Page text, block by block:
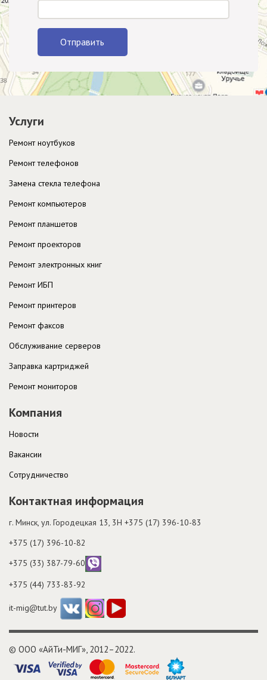
Отправить
Услуги
Ремонт ноутбуков
Ремонт телефонов
Замена стекла телефона
Ремонт компьютеров
Ремонт планшетов
Ремонт проекторов
Ремонт электронных книг
Ремонт ИБП
Ремонт принтеров
Ремонт факсов
Обслуживание серверов
Заправка картриджей
Ремонт мониторов
Компания
Новости
Вакансии
Cотрудничество
Контактная информация
г. Минск, ул. Городецкая 13, 3H +375 (17) 396-10-83
+375 (17) 396-10-82
+375 (33) 387-79-60
+375 (44) 733-83-92
it-mig@tut.by
© ООО «АйТи-МИГ», 2012–2022.